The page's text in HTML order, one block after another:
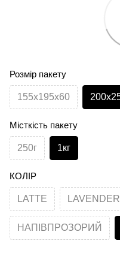
Розмір пакету
155х195х60
Місткість пакету
250г 1кг
КОЛІР
LATTE LAVENDER
НАПІВПРОЗОРИЙ